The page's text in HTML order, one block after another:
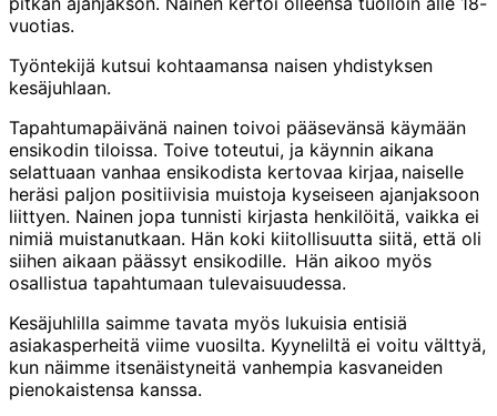
vuotias.
Työntekijä kutsui kohtaamansa naisen yhdistyksen
kesäjuhlaan.
Tapahtumapäivänä nainen toivoi pääsevänsä käymään
ensikodin tiloissa. Toive toteutui, ja käynnin aikana
selattuaan vanhaa ensikodista kertovaa kirjaa, naiselle
heräsi paljon positiivisia muistoja kyseiseen ajanjaksoon
liittyen. Nainen jopa tunnisti kirjasta henkilöitä, vaikka ei
nimiä muistanutkaan. Hän koki kiitollisuutta siitä, että oli
siihen aikaan päässyt ensikodille. Hän aikoo myös
osallistua tapahtumaan tulevaisuudessa.
Kesäjuhlilla saimme tavata myös lukuisia entisiä
asiakasperheitä viime vuosilta. Kyyneliltä ei voitu välttyä,
kun näimme itsenäistyneitä vanhempia kasvaneiden
pienokaistensa kanssa.